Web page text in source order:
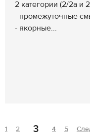
2 категории (2/2а и
- промежуточные
- якорные...
1 2 3 4 5